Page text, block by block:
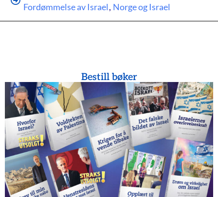
Fordømmelse av Israel, Norge og Israel
Bestill bøker